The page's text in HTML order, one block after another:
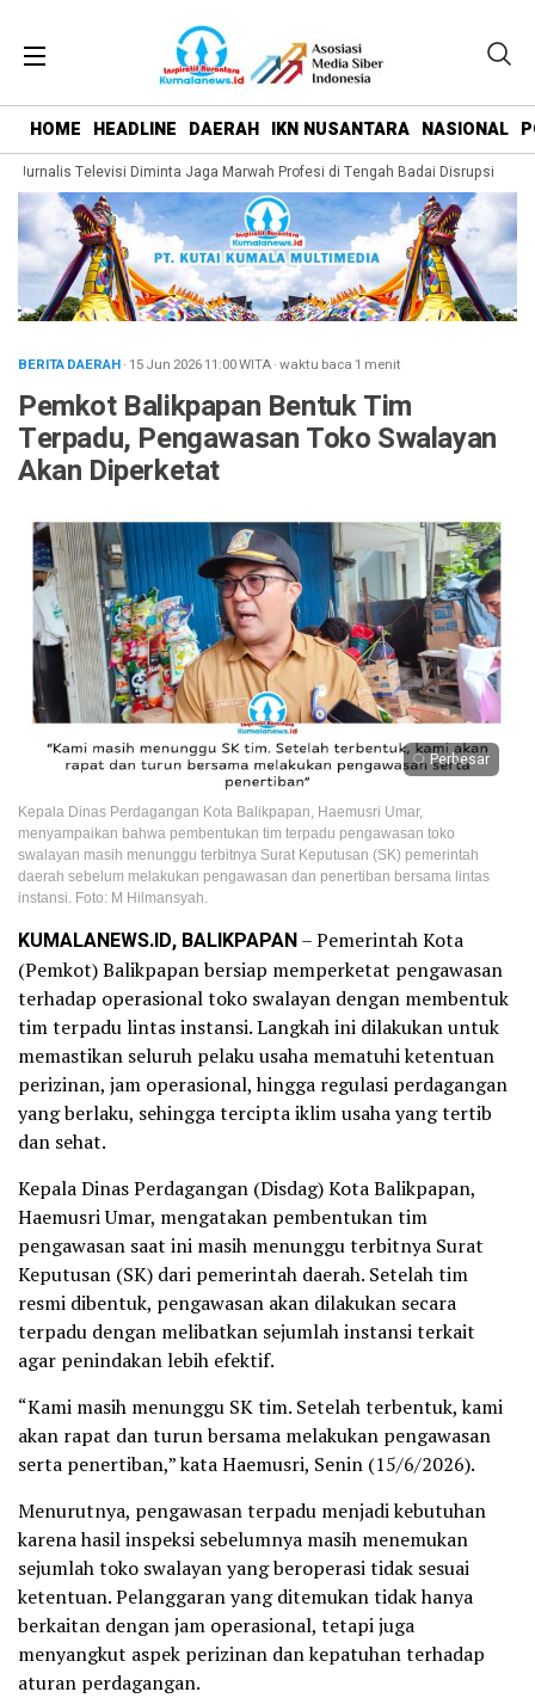
HOME HEADLINE DAERAH IKN NUSANTARA NASIONAL
Jurnalis Televisi Diminta Jaga Marwah Profesi di Tengah Badai Disrupsi
BERITA DAERAH· 15 Jun 202611:00WITA·waktu baca 1 menit
Pemkot Balikpapan Bentuk Tim
Terpadu, Pengawasan Toko Swalayan
Akan Diperketat
Perbesar
Kepala Dinas Perdagangan Kota Balikpapan, Haemusri Umar,
menyampaikan bahwa pembentukan tim terpadu pengawasan toko
swalayan masih menunggu terbitnya Surat Keputusan (SK) pemerintah
daerah sebelum melakukan pengawasan dan penertiban bersama lintas
instansi. Foto: M Hilmansyah.
KUMALANEWS.ID, BALIKPAPAN– Pemerintah Kota
(Pemkot) Balikpapan bersiap memperketat pengawasan
terhadap operasional toko swalayan dengan membentuk
tim terpadu lintas instansi. Langkah ini dilakukan untuk
memastikan seluruh pelaku usaha mematuhi ketentuan
perizinan, jam operasional, hingga regulasi perdagangan
yang berlaku, sehingga tercipta iklim usaha yang tertib
dan sehat.
Kepala Dinas Perdagangan (Disdag) Kota Balikpapan,
Haemusri Umar, mengatakan pembentukan tim
pengawasan saat ini masih menunggu terbitnya Surat
Keputusan (SK) dari pemerintah daerah. Setelah tim
resmi dibentuk, pengawasan akan dilakukan secara
terpadu dengan melibatkan sejumlah instansi terkait
agar penindakan lebih efektif.
“Kami masih menunggu SK tim. Setelah terbentuk, kami
akan rapat dan turun bersama melakukan pengawasan
serta penertiban,” kata Haemusri, Senin (15/6/2026).
Menurutnya, pengawasan terpadu menjadi kebutuhan
karena hasil inspeksi sebelumnya masih menemukan
sejumlah toko swalayan yang beroperasi tidak sesuai
ketentuan. Pelanggaran yang ditemukan tidak hanya
berkaitan dengan jam operasional, tetapi juga
menyangkut aspek perizinan dan kepatuhan terhadap
aturan perdagangan.